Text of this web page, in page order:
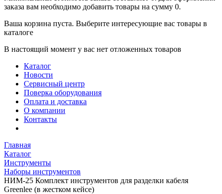
заказа вам необходимо добавить товары на сумму 0.
Ваша корзина пуста. Выберите интересующие вас товары в
каталоге
В настоящий момент у вас нет отложенных товаров
Каталог
Новости
Сервисный центр
Поверка оборудования
Оплата и доставка
О компании
Контакты
Главная
Каталог
Инструменты
Наборы инструментов
НИМ-25 Комплект инструментов для разделки кабеля
Greenlee (в жестком кейсе)